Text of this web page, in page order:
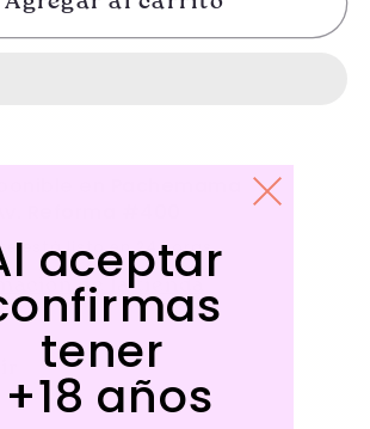
en
Reforma #400
está listo en 24 horas
de la tienda
aceptar
tener
+18 años